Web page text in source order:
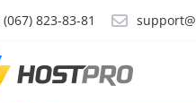
823-83-81